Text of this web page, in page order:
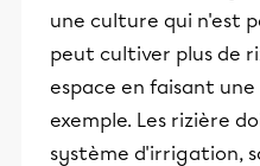
une culture qui n'est
peut cultiver plus de
espace en faisant
exemple. Les rizière
système d'irrigation,